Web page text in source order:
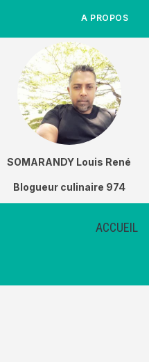
A PROPOS
ACCUEIL
SOMARANDY Louis René
Blogueur culinaire 974